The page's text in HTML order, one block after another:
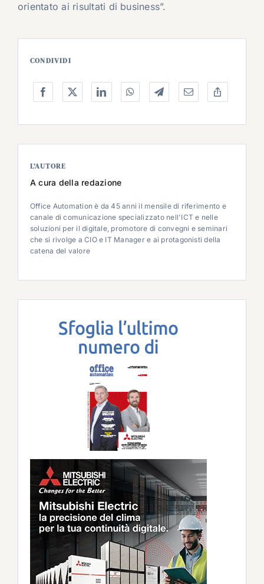
orientato ai risultati di business”.
CONDIVIDI
L’AUTORE
A cura della redazione
Office Automation è da 45 anni il mensile di riferimento e
canale di comunicazione specializzato nell'ICT e nelle
soluzioni per il digitale, promotore di convegni e seminari
che si rivolge a CIO e IT Manager e ai protagonisti della
catena del valore